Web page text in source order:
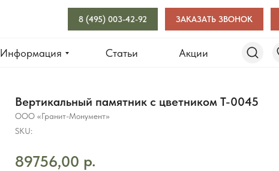
Акции
Статьи
Информация
8 (495) 003-42-92 ЗАКАЗАТЬ ЗВОНОК
Вертикальный памятник с цветником Т-0045
ООО «Гранит-Монумент»
SKU:
89756,00 р.